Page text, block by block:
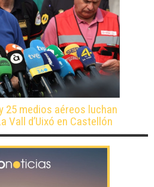
25 medios aéreos luchan
Vall d’Uixó en Castellón